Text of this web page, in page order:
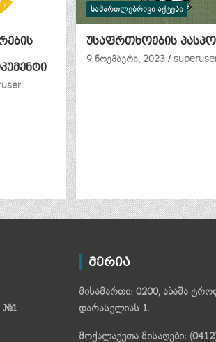
ᲡᲐᲛᲐᲠᲗᲚᲔᲑᲠᲘᲕᲘ ᲐᲥᲢᲔᲑᲘ
უსაფრთხოების
9 ნოემბერი, 2023
№1
მერია
მისამართი: 0200, აბაშა
დარასელიას 1.
მოქალაქეთა მისაღები: